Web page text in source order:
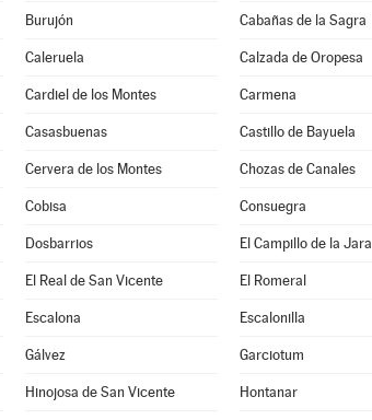
Burujón Cabañas de la Sagra
Caleruela Calzada de Oropesa
Cardiel de los Montes Carmena
Casasbuenas Castillo de Bayuela
Cervera de los Montes Chozas de Canales
Cobisa Consuegra
Dosbarrios El Campillo de la Jara
El Real de San Vicente El Romeral
Escalona Escalonilla
Gálvez Garciotum
Hinojosa de San Vicente Hontanar